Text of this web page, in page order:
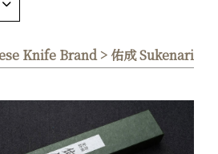
Knife Brand > 佑成 Sukenari